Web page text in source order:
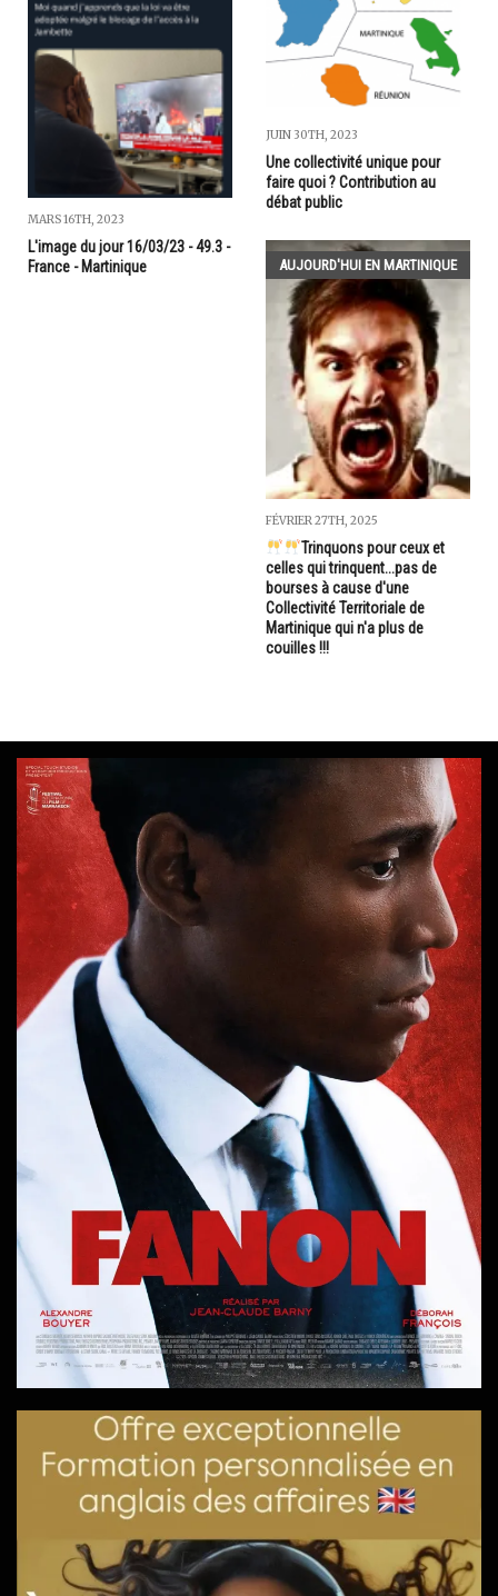
MARS 16TH, 2023
L'image du jour 16/03/23 - 49.3 -
France - Martinique
JUIN 30TH, 2023
Une collectivité unique pour
faire quoi ? Contribution au
débat public
AUJOURD'HUI EN MARTINIQUE
FÉVRIER 27TH, 2025
Trinquons pour ceux et
celles qui trinquent...pas de
bourses à cause d'une
Collectivité Territoriale de
Martinique qui n'a plus de
couilles !!!